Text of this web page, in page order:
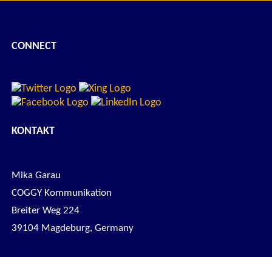
CONNECT
KONTAKT
Mika Garau
COGGY Kommunikation
Breiter Weg 224
39104 Magdeburg, Germany